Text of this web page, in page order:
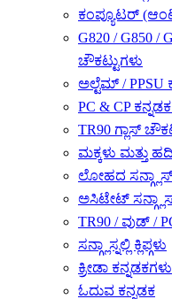
ಕಂಪ್ಯೂಟರ್
G820 / G850 /
ಚೌಕಟ್ಟುಗಳು
ಅಲ್ಟೆಮ್ / PPSU
PC & CP
TR90 ಗ್ಲಾಸ್
ಮಕ್ಕಳು ಮತ್ತು
ಲೋಹದ ಸನ್ಗ್ಲಾಸ್
ಅಸಿಟೇಟ್
TR90 / ವುಡ್ /
ಸನ್ಗ್ಲಾಸ್ನಲ್ಲಿ ಕ್ಲಿಪ್ಗಳು
ಕ್ರೀಡಾ ಕನ್ನಡಕಗಳು
ಓದುವ ಕನ್ನಡಕ